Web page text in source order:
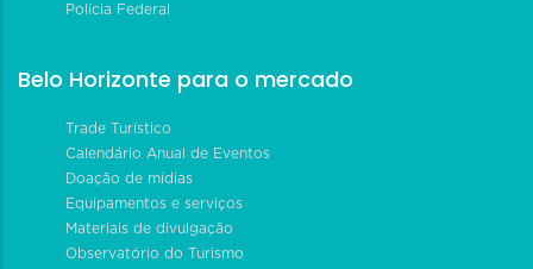
Polícia Federal
Belo Horizonte para o mercado
Trade Turístico
Calendário Anual de Eventos
Doação de mídias
Equipamentos e serviços
Materiais de divulgação
Observatório do Turismo